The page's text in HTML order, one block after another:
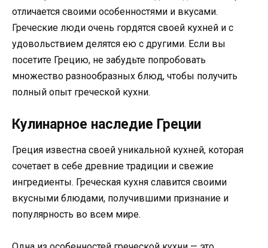
отличается своими особенностями и вкусами.
Греческие люди очень гордятся своей кухней и с
удовольствием делятся ею с другими. Если вы
посетите Грецию, не забудьте попробовать
множество разнообразных блюд, чтобы получить
полный опыт греческой кухни.
Кулинарное наследие Греции
Греция известна своей уникальной кухней, которая
сочетает в себе древние традиции и свежие
ингредиенты. Греческая кухня славится своими
вкусными блюдами, получившими признание и
популярность во всем мире.